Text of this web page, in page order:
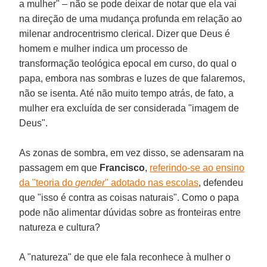
a mulher" – não se pode deixar de notar que ela vai
na direção de uma mudança profunda em relação ao
milenar androcentrismo clerical. Dizer que Deus é
homem e mulher indica um processo de
transformação teológica epocal em curso, do qual o
papa, embora nas sombras e luzes de que falaremos,
não se isenta. Até não muito tempo atrás, de fato, a
mulher era excluída de ser considerada "imagem de
Deus".
As zonas de sombra, em vez disso, se adensaram na
passagem em que Francisco, referindo-se ao ensino
da "teoria dogender" adotado nas escolas, defendeu
que "isso é contra as coisas naturais". Como o papa
pode não alimentar dúvidas sobre as fronteiras entre
natureza e cultura?
A "natureza" de que ele fala reconhece à mulher o